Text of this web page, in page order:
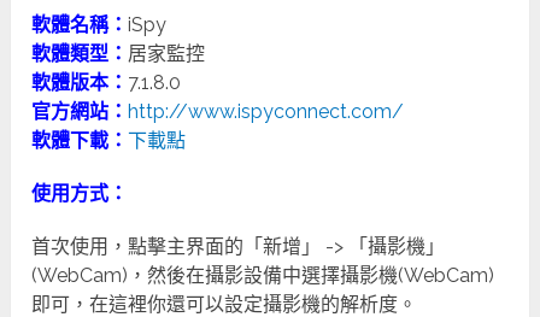
軟體名稱：iSpy
軟體類型： 居家監控
軟體版本： 7.1.8.0
官方網站：http://www.ispyconnect.com/
軟體下載：下載點
使用方式：
首次使用，點擊主界面的「新增」 -> 「攝影機」
(WebCam)，然後在攝影設備中選擇攝影機(WebCam)
即可，在這裡你還可以設定攝影機的解析度。